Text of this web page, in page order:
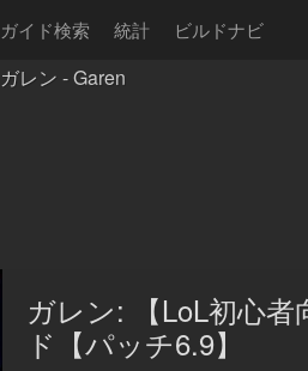
イド検索 統計 ビルドナビ
レン - Garen
ガレン: 【LoL初心
ド【パッチ6.9】